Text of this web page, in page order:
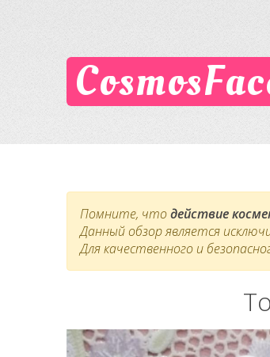
Помните, чтодействие
Данный обзор является
Для качественного и